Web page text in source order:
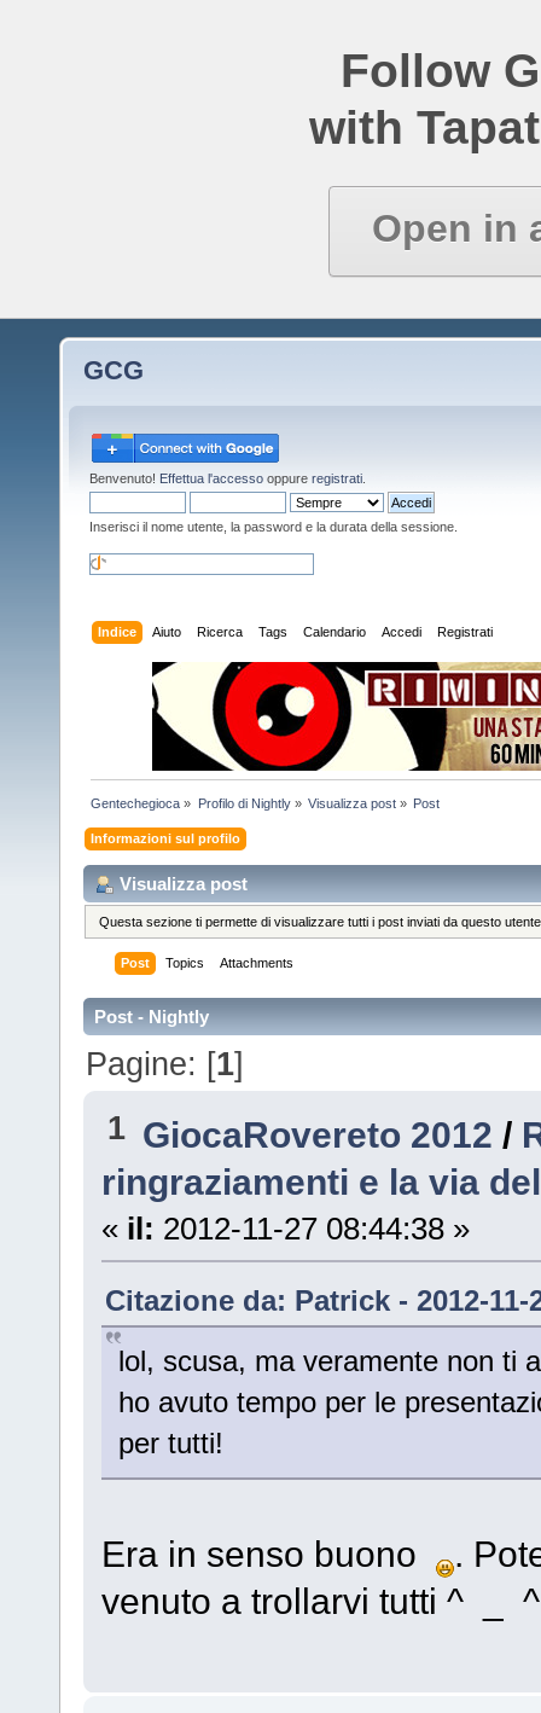
Follow
with
Open in
GCG
Benvenuto! Effettua l'accesso oppure registrati
Inserisci il nome utente, la password e la durata della sessione.
Indice Aiuto Ricerca Tags Calendario Accedi Registrati
Gentechegioca » Profilo di Nightly» Visualizza post» Post
Informazioni sul profilo
Visualizza post
Questa sezione ti permette di visualizzare tutti i post inviati da questo
Post Topics Attachments
Post - Nightly
Pagine: [1]
1 GiocaRovereto 2012 /
ringraziamenti e la via
« il: 2012-11-27 08:44:38 »
Citazione da: Patrick - 2012-11-
lol, scusa, ma veramente non ti
ho avuto tempo per le
per tutti!
Era in senso buono
.
venuto a trollarvi tutti ^ _